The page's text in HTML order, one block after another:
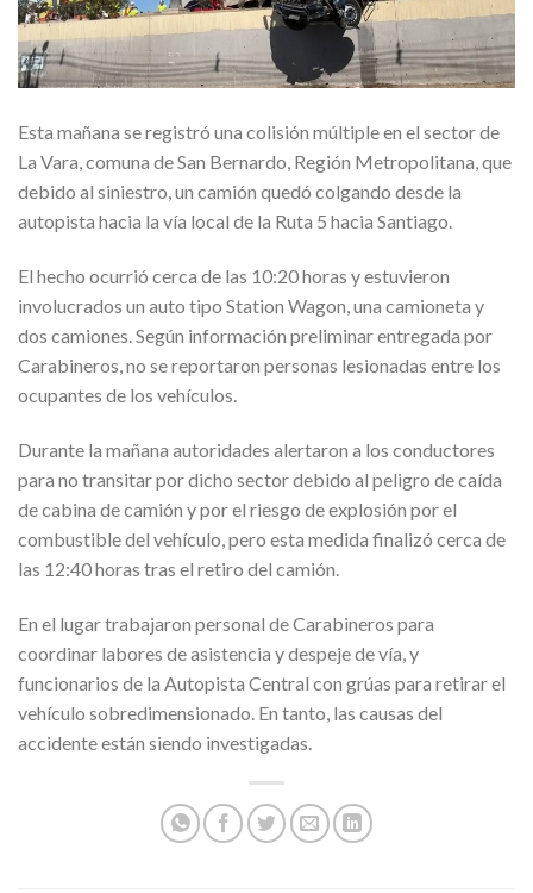
Esta mañana se registró una colisión múltiple en el sector de
La Vara, comuna de San Bernardo, Región Metropolitana, que
debido al siniestro, un camión quedó colgando desde la
autopista hacia la vía local de la Ruta 5 hacia Santiago.
El hecho ocurrió cerca de las 10:20 horas y estuvieron
involucrados un auto tipo Station Wagon, una camioneta y
dos camiones. Según información preliminar entregada por
Carabineros, no se reportaron personas lesionadas entre los
ocupantes de los vehículos.
Durante la mañana autoridades alertaron a los conductores
para no transitar por dicho sector debido al peligro de caída
de cabina de camión y por el riesgo de explosión por el
combustible del vehículo, pero esta medida finalizó cerca de
las 12:40 horas tras el retiro del camión.
En el lugar trabajaron personal de Carabineros para
coordinar labores de asistencia y despeje de vía, y
funcionarios de la Autopista Central con grúas para retirar el
vehículo sobredimensionado. En tanto, las causas del
accidente están siendo investigadas.